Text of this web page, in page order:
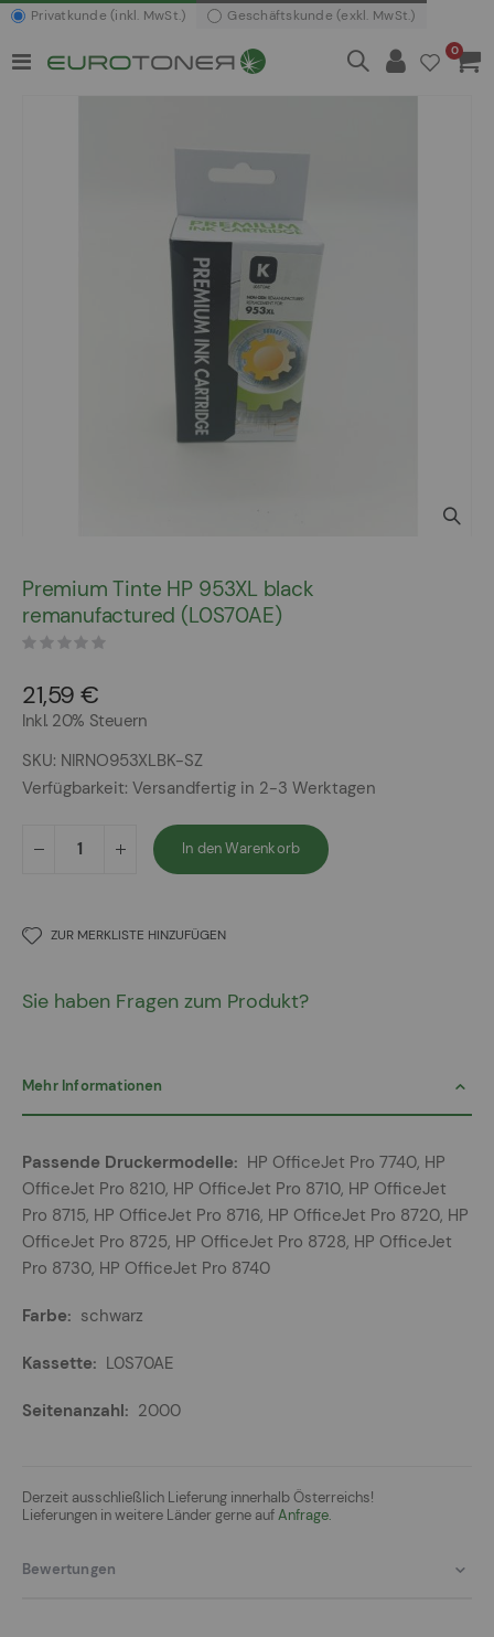
Privatkunde (inkl. MwSt.) Geschäftskunde (exkl. MwSt.)
Navigation
0Artikel
der
Bildergalerie
springen
Premium Tinte HP 953XL black
remanufactured (L0S70AE)
21,59 €
Inkl. 20% Steuern
SKU NIRNO953XLBK-SZ
Verfügbarkeit: Versandfertig in 2-3 Werktagen
In den Warenkorb
ZUR MERKLISTE HINZUFÜGEN
Sie haben Fragen zum Produkt?
Mehr Informationen
Mehr
Informationen
HP OfficeJet Pro 7740, HP
OfficeJet Pro 8210, HP OfficeJet Pro 8710, HP OfficeJet
Pro 8715, HP OfficeJet Pro 8716, HP OfficeJet Pro 8720, HP
OfficeJet Pro 8725, HP OfficeJet Pro 8728, HP OfficeJet
Pro 8730, HP OfficeJet Pro 8740
schwarz
L0S70AE
2000
Derzeit ausschließlich Lieferung innerhalb Österreichs!
Lieferungen in weitere Länder gerne aufAnfrage.
Bewertungen